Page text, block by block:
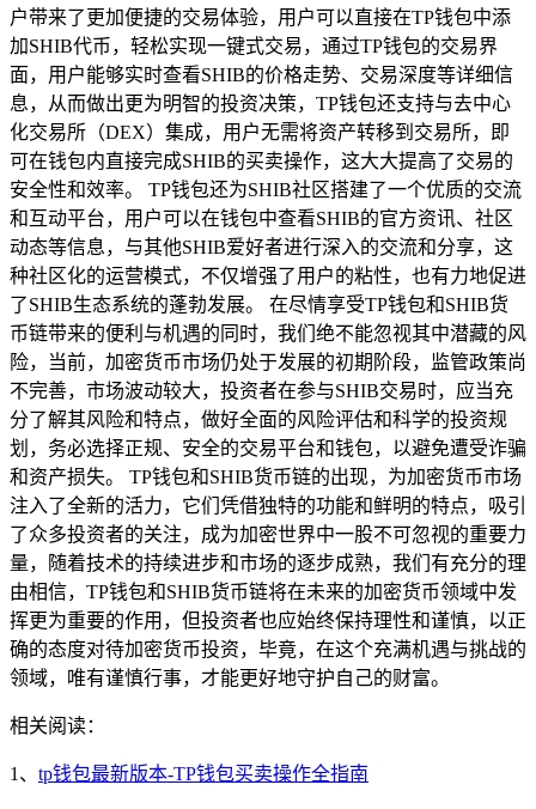
户带来了更加便捷的交易体验，用户可以直接在TP钱包中添
加SHIB代币，轻松实现一键式交易，通过TP钱包的交易界
面，用户能够实时查看SHIB的价格走势、交易深度等详细信
息，从而做出更为明智的投资决策，TP钱包还支持与去中心
化交易所（DEX）集成，用户无需将资产转移到交易所，即
可在钱包内直接完成SHIB的买卖操作，这大大提高了交易的
安全性和效率。 TP钱包还为SHIB社区搭建了一个优质的交流
和互动平台，用户可以在钱包中查看SHIB的官方资讯、社区
动态等信息，与其他SHIB爱好者进行深入的交流和分享，这
种社区化的运营模式，不仅增强了用户的粘性，也有力地促进
了SHIB生态系统的蓬勃发展。 在尽情享受TP钱包和SHIB货
币链带来的便利与机遇的同时，我们绝不能忽视其中潜藏的风
险，当前，加密货币市场仍处于发展的初期阶段，监管政策尚
不完善，市场波动较大，投资者在参与SHIB交易时，应当充
分了解其风险和特点，做好全面的风险评估和科学的投资规
划，务必选择正规、安全的交易平台和钱包，以避免遭受诈骗
和资产损失。 TP钱包和SHIB货币链的出现，为加密货币市场
注入了全新的活力，它们凭借独特的功能和鲜明的特点，吸引
了众多投资者的关注，成为加密世界中一股不可忽视的重要力
量，随着技术的持续进步和市场的逐步成熟，我们有充分的理
由相信，TP钱包和SHIB货币链将在未来的加密货币领域中发
挥更为重要的作用，但投资者也应始终保持理性和谨慎，以正
确的态度对待加密货币投资，毕竟，在这个充满机遇与挑战的
领域，唯有谨慎行事，才能更好地守护自己的财富。
相关阅读：
1、 tp钱包最新版本-TP钱包买卖操作全指南